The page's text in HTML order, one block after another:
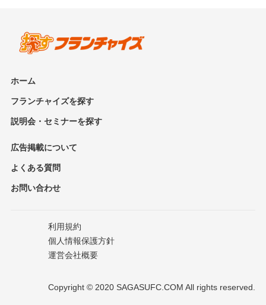
ホーム
フランチャイズを探す
説明会・セミナーを探す
広告掲載について
よくある質問
お問い合わせ
利用規約
個人情報保護方針
運営会社概要
Copyright © 2020 SAGASUFC.COM All rights reserved.